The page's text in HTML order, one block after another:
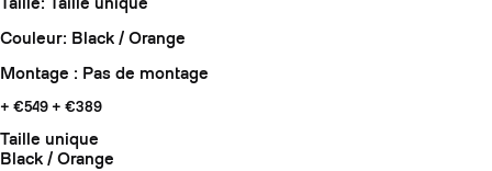
Couleur: Black / Orange
Montage : Pas de montage
+ €549 + €389
Taille unique
Black / Orange